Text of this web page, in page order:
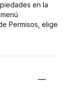
en la
Permisos, elige